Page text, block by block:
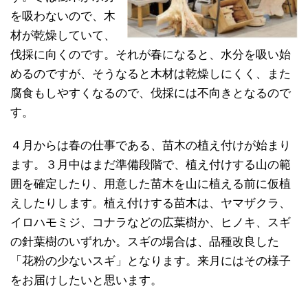
を吸わないので、木
材が乾燥していて、
伐採に向くのです。それが春になると、水分を吸い始
めるのですが、そうなると木材は乾燥しにくく、また
腐食もしやすくなるので、伐採には不向きとなるので
す。
４月からは春の仕事である、苗木の植え付けが始まり
ます。３月中はまだ準備段階で、植え付けする山の範
囲を確定したり、用意した苗木を山に植える前に仮植
えしたりします。植え付けする苗木は、ヤマザクラ、
イロハモミジ、コナラなどの広葉樹か、ヒノキ、スギ
の針葉樹のいずれか。スギの場合は、品種改良した
「花粉の少ないスギ」となります。来月にはその様子
をお届けしたいと思います。